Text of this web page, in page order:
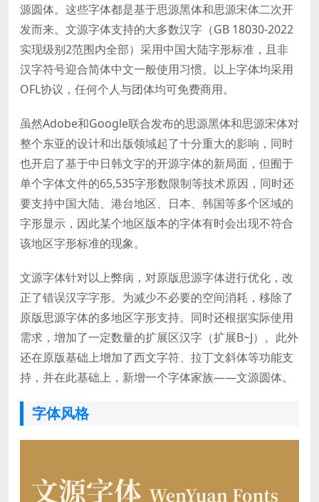
源圆体。这些字体都是基于思源黑体和思源宋体二次开
发而来。文源字体支持的大多数汉字（GB 18030-2022
实现级别2范围内全部）采用中国大陆字形标准，且非
汉字符号迎合简体中文一般使用习惯。以上字体均采用
OFL协议，任何个人与团体均可免费商用。
虽然Adobe和Google联合发布的思源黑体和思源宋体对
整个东亚的设计和出版领域起了十分重大的影响，同时
也开启了基于中日韩文字的开源字体的新局面，但囿于
单个字体文件的65,535字形数限制等技术原因，同时还
要支持中国大陆、港台地区、日本、韩国等多个区域的
字形显示，因此某个地区版本的字体有时会出现不符合
该地区字形标准的现象。
文源字体针对以上弊病，对原版思源字体进行优化，改
正了错误汉字字形。为减少不必要的空间消耗，移除了
原版思源字体的多地区字形支持。同时还根据实际使用
需求，增加了一定数量的扩展区汉字（扩展B~J）。此外
还在原版基础上增加了西文字符、拉丁文斜体等功能支
持，并在此基础上，新增一个字体家族——文源圆体。
字体风格